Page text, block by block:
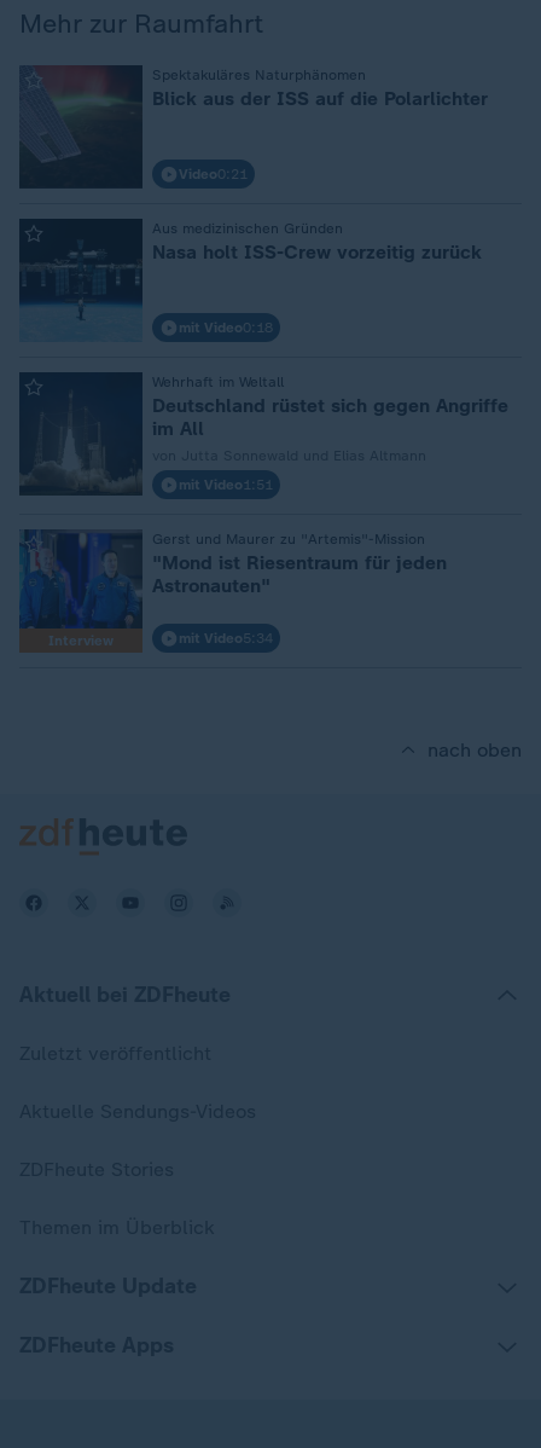
Mehr zur Raumfahrt
Spektakuläres Naturphänomen
Blick aus der ISS auf die Polarlichter
Video0:21
Aus medizinischen Gründen
Nasa holt ISS-Crew vorzeitig zurück
mit Video0:18
Wehrhaft im Weltall
Deutschland rüstet sich gegen Angriffe
im All
mit Video 1:51
Interview
Gerst und Maurer zu "Artemis"-Mission
:
"Mond ist Riesentraum für jeden
Astronauten"
mit Video5:34
nach oben